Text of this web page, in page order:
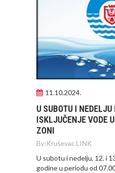
11.10.2024.
U SUBOTU I
ISKLJUČENJE VODE
ZONI
By:Kruševac LINK
U subotu i nedelju, 12. i
godine u periodu od